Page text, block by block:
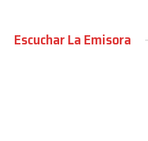
Escuchar La Emisora